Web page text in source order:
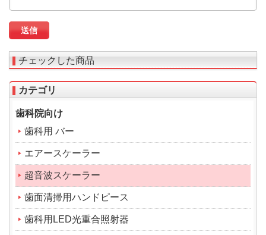
チェックした商品
カテゴリ
歯科院向け
歯科用 バー
エアースケーラー
超音波スケーラー
歯面清掃用ハンドピース
歯科用LED光重合照射器